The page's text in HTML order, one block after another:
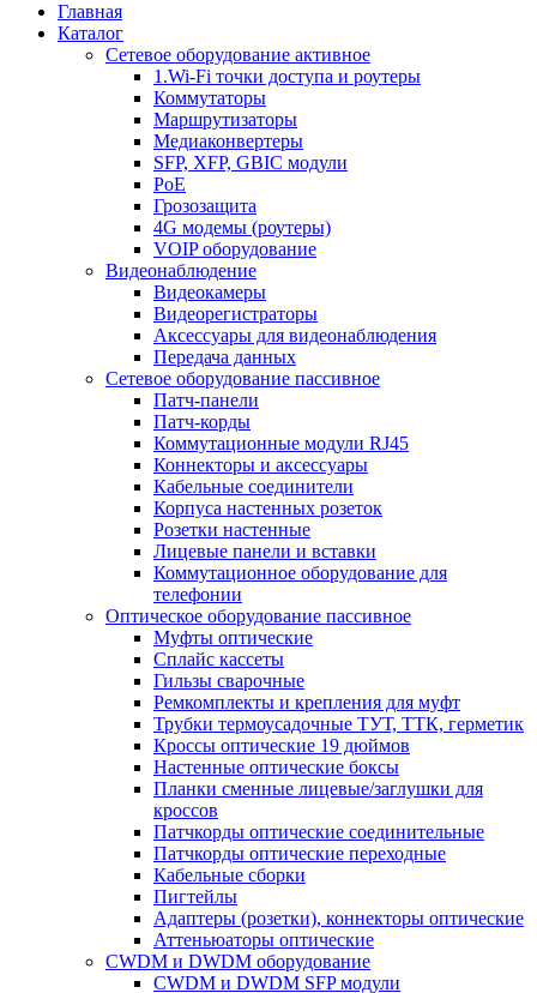
Главная
Каталог
Сетевое оборудование активное
1.Wi-Fi точки доступа и роутеры
Коммутаторы
Маршрутизаторы
Медиаконвертеры
SFP, XFP, GBIC модули
PoE
Грозозащита
4G модемы (роутеры)
VOIP оборудование
Видеонаблюдение
Видеокамеры
Видеорегистраторы
Аксессуары для видеонаблюдения
Передача данных
Сетевое оборудование пассивное
Патч-панели
Патч-корды
Коммутационные модули RJ45
Коннекторы и аксессуары
Кабельные соединители
Корпуса настенных розеток
Розетки настенные
Лицевые панели и вставки
Коммутационное оборудование для
телефонии
Оптическое оборудование пассивное
Муфты оптические
Сплайс кассеты
Гильзы сварочные
Ремкомплекты и крепления для муфт
Трубки термоусадочные ТУТ, ТТК, герметик
Кроссы оптические 19 дюймов
Настенные оптические боксы
Планки сменные лицевые/заглушки для
кроссов
Патчкорды оптические соединительные
Патчкорды оптические переходные
Кабельные сборки
Пигтейлы
Адаптеры (розетки), коннекторы оптические
Аттеньюаторы оптические
CWDM и DWDM оборудование
CWDM и DWDM SFP модули